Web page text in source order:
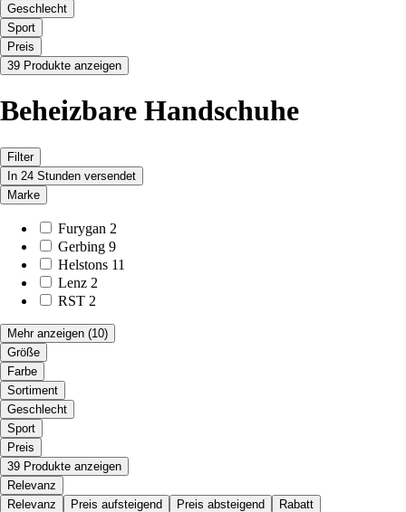
Geschlecht
Sport
Preis
39 Produkte anzeigen
Beheizbare Handschuhe
Filter
In 24 Stunden versendet
Marke
Furygan 2
Gerbing 9
Helstons 11
Lenz 2
RST 2
Mehr anzeigen (10)
Größe
Farbe
Sortiment
Geschlecht
Sport
Preis
39 Produkte anzeigen
Relevanz
Relevanz
Preis aufsteigend Preis absteigend Rabatt